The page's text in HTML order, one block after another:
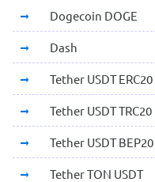
Dogecoin DOGE
Dash
Tether USDT ERC20
Tether USDT TRC20
Tether USDT BEP20
Tether TON USDT